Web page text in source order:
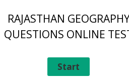
RAJASTHAN
QUESTIONS ONLINE